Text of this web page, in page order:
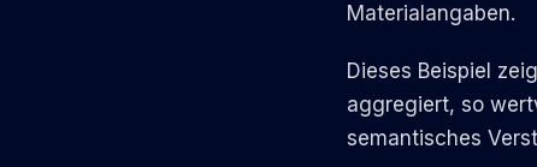
Materialangaben.
Dieses Beispiel
aggregiert, so
semantisches